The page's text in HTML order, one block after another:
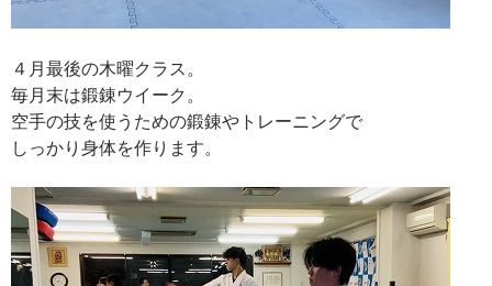
４月最後の木曜クラス。
毎月末は鍛錬ウイーク。
空手の技を使うための鍛錬やトレーニングで
しっかり身体を作ります。